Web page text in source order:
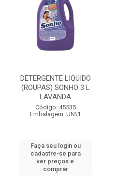
DETERGENTE LIQUIDO
(ROUPAS) SONHO 3 L
LAVANDA
Código: 45535
Embalagem: UN\1
Faça seu login ou
cadastre-se para
ver preços e
comprar